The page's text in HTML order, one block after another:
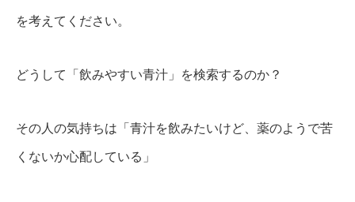
を考えてください。
どうして「飲みやすい青汁」を検索するのか？
その人の気持ちは「青汁を飲みたいけど、薬のようで苦
くないか心配している」